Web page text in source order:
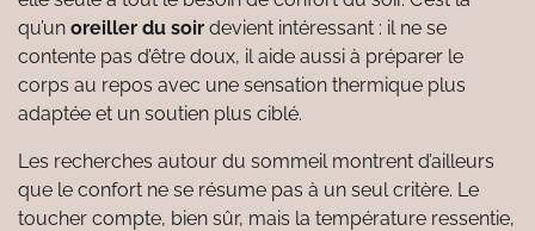
qu’un oreiller du soir devient intéressant : il ne se
contente pas d’être doux, il aide aussi à préparer le
corps au repos avec une sensation thermique plus
adaptée et un soutien plus ciblé.
Les recherches autour du sommeil montrent d’ailleurs
que le confort ne se résume pas à un seul critère. Le
toucher compte, bien sûr, mais la température ressentie,